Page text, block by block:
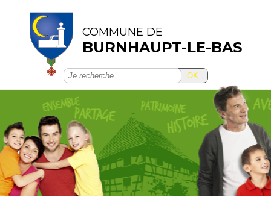
COMMUNE DE
BURNHAUPT-LE-BAS
OK